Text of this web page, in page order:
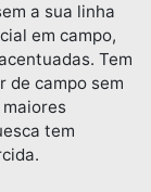
a sua linha
em campo,
Tem
de campo sem
tem